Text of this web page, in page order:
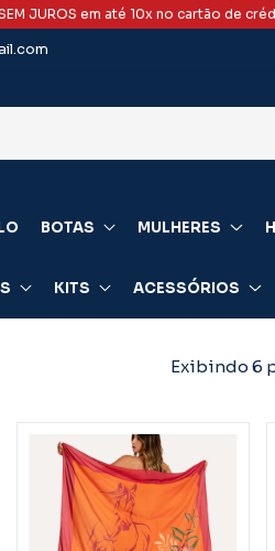
SEM JUROS em até 10x no cartão de
BOTAS MULHERES
KITS ACESSÓRIOS
Exibindo 6